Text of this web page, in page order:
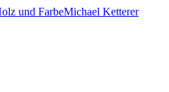
Michael Ketterer